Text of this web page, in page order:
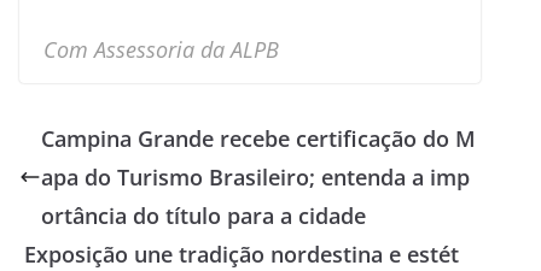
Com Assessoria da ALPB
Campina Grande recebe certificação do M
apa do Turismo Brasileiro; entenda a imp
ortância do título para a cidade
Exposição une tradição nordestina e estét